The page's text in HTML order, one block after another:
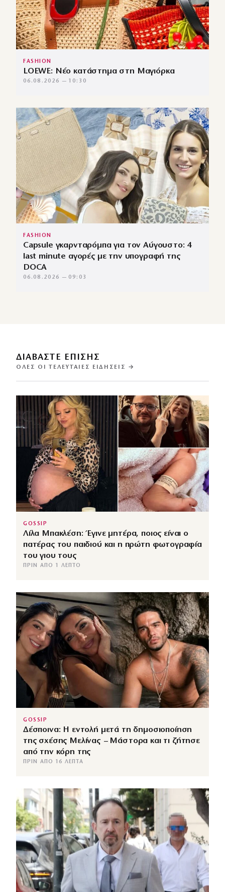
FASHION
LOEWE: Νέο κατάστημα στη Μαγιόρκα
06.08.2026 — 10:30
FASHION
Capsule γκαρνταρόμπα για τον Αύγουστο: 4
last minute αγορές με την υπογραφή της
DOCA
06.08.2026 — 09:03
ΔΙΑΒΑΣΤΕ ΕΠΙΣΗΣ
ΌΛΕΣ ΟΙ ΤΕΛΕΥΤΑΊΕΣ ΕΙΔΉΣΕΙΣ →
GOSSIP
Λίλα Μπακλέση: Έγινε μητέρα, ποιος είναι ο
πατέρας του παιδιού και η πρώτη φωτογραφία
του γιου τους
ΠΡΙΝ ΑΠΌ 1 ΛΕΠΤΌ
GOSSIP
Δέσποινα: Η εντολή μετά τη δημοσιοποίηση
της σχέσης Μελίνας – Μάστορα και τι ζήτησε
από την κόρη της
ΠΡΙΝ ΑΠΌ 16 ΛΕΠΤΆ